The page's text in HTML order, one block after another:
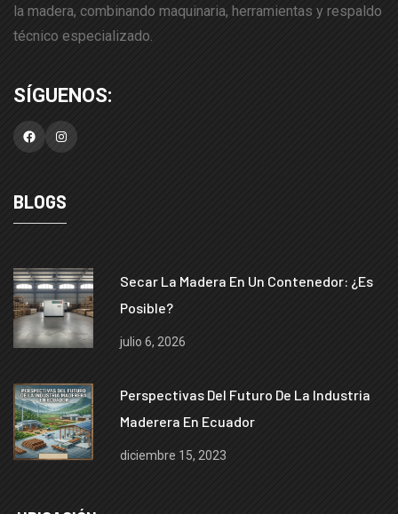
la madera, combinando maquinaria, herramientas y respaldo
técnico especializado.
FacebookInstagram
BLOGS
Secar La Madera En Un Contenedor: ¿es
Posible?
julio 6, 2026
Perspectivas Del Futuro De La Industria
Maderera En Ecuador
diciembre 15, 2023